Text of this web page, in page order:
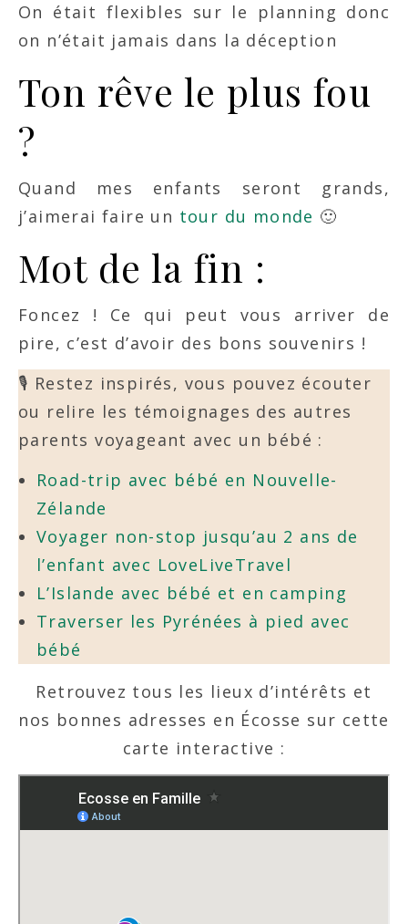
On était flexibles sur le planning donc
on n’était jamais dans la déception
Ton rêve le plus fou
?
Quand mes enfants seront grands,
j’aimerai faire un tour du monde 🙂
Mot de la fin :
Foncez ! Ce qui peut vous arriver de
pire, c’est d’avoir des bons souvenirs !
🎙️ Restez inspirés, vous pouvez écouter
ou relire les témoignages des autres
parents voyageant avec un bébé :
Road-trip avec bébé en Nouvelle-
Zélande
Voyager non-stop jusqu’au 2 ans de
l’enfant avec LoveLiveTravel
L’Islande avec bébé et en camping
Traverser les Pyrénées à pied avec
bébé
Retrouvez tous les lieux d’intérêts et
nos bonnes adresses en Écosse sur cette
carte interactive :